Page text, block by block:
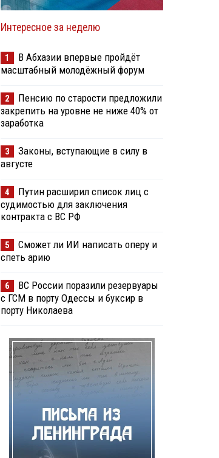
Интересное за неделю
1
В Абхазии впервые пройдёт
масштабный молодёжный форум
2
Пенсию по старости предложили
закрепить на уровне не ниже 40% от
заработка
3
Законы, вступающие в силу в
августе
4
Путин расширил список лиц с
судимостью для заключения
контракта с ВС РФ
5
Сможет ли ИИ написать оперу и
спеть арию
6
ВС России поразили резервуары
с ГСМ в порту Одессы и буксир в
порту Николаева